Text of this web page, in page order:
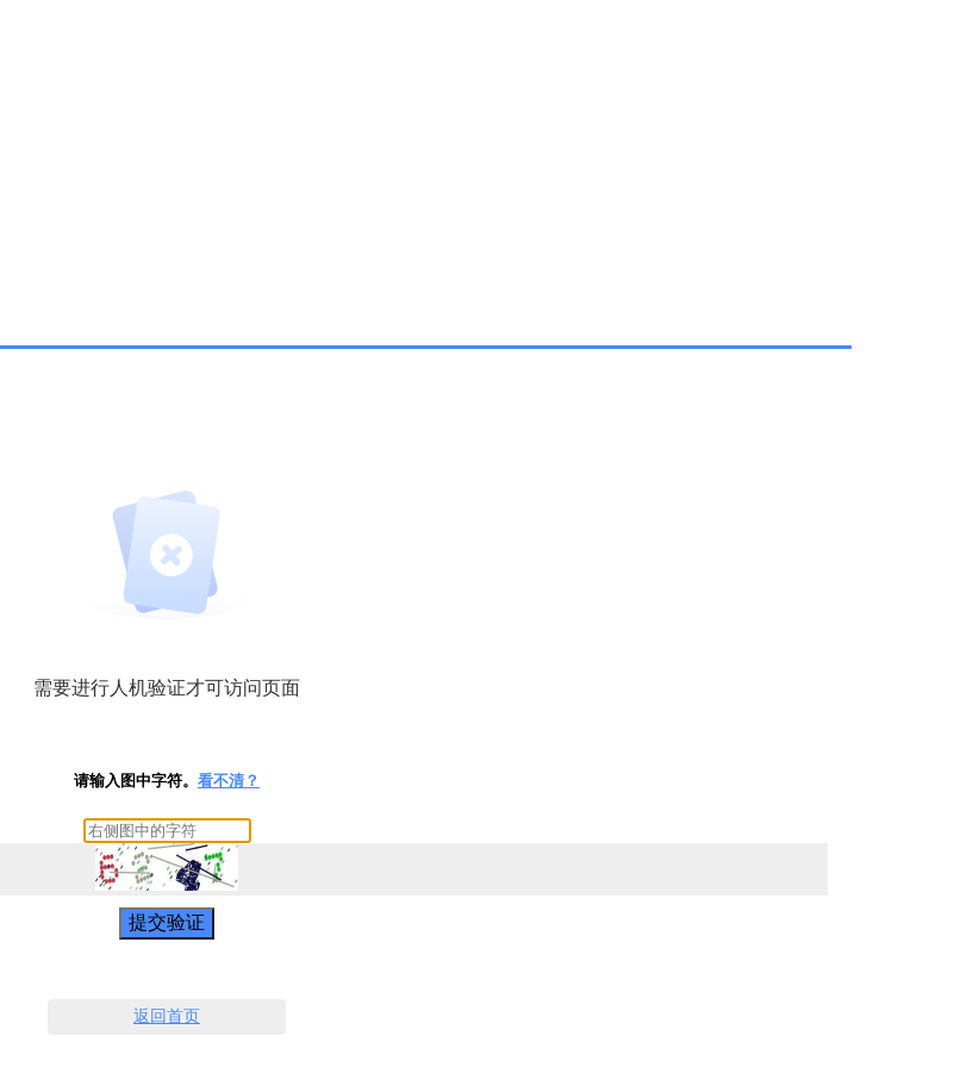
需要进行人机验证才可访问页面
请输入图中字符。 看不清？
提交验证
返回首页